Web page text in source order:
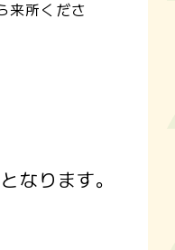
来所くださ
なります。